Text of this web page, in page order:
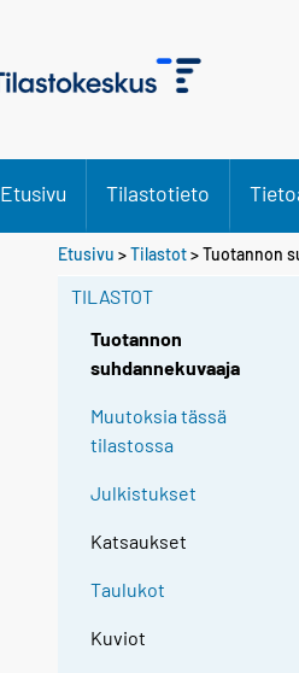
Etusivu Tilastotieto
Etusivu >Tilastot> Tuotannon
TILASTOT
Tuotannon
suhdannekuvaaja
Muutoksia tässä
tilastossa
Julkistukset
Katsaukset
Taulukot
Kuviot